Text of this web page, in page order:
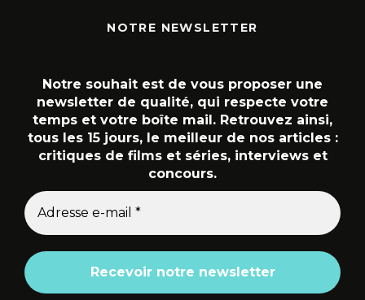
NOTRE NEWSLETTER
Notre souhait est de vous proposer une
newsletter de qualité, qui respecte votre
temps et votre boîte mail. Retrouvez ainsi,
tous les 15 jours, le meilleur de nos articles :
critiques de films et séries, interviews et
concours.